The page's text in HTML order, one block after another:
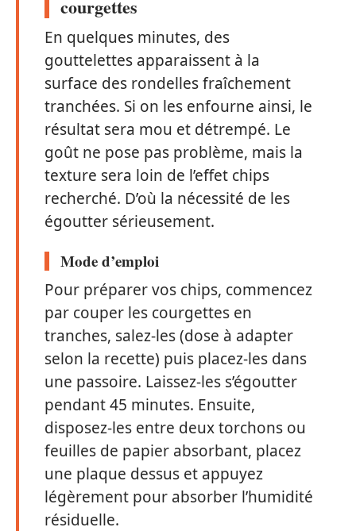
courgettes
En quelques minutes, des
gouttelettes apparaissent à la
surface des rondelles fraîchement
tranchées. Si on les enfourne ainsi, le
résultat sera mou et détrempé. Le
goût ne pose pas problème, mais la
texture sera loin de l’effet chips
recherché. D’où la nécessité de les
égoutter sérieusement.
Mode d’emploi
Pour préparer vos chips, commencez
par couper les courgettes en
tranches, salez-les (dose à adapter
selon la recette) puis placez-les dans
une passoire. Laissez-les s’égoutter
pendant 45 minutes. Ensuite,
disposez-les entre deux torchons ou
feuilles de papier absorbant, placez
une plaque dessus et appuyez
légèrement pour absorber l’humidité
résiduelle.